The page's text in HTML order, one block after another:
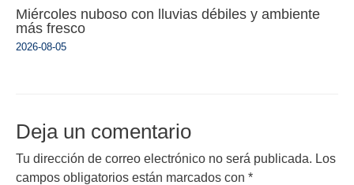
Miércoles nuboso con lluvias débiles y ambiente
más fresco
2026-08-05
Deja un comentario
Tu dirección de correo electrónico no será publicada. Los
campos obligatorios están marcados con *